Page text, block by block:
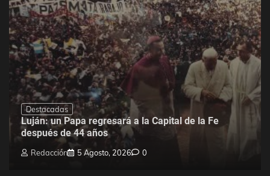
Destacadas
Luján: un Papa regresará a la Capital de la Fe
después de 44 años
Redacción 5 Agosto, 2026 0